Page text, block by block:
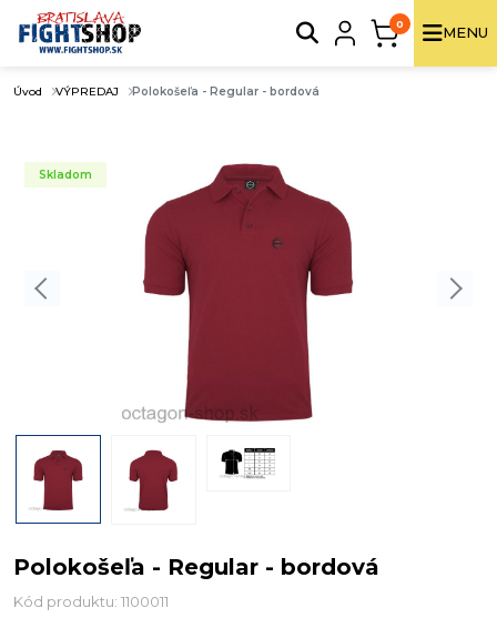
0
MENU
Úvod VÝPREDAJ Polokošeľa - Regular - bordová
Skladom
Polokošeľa - Regular - bordová
Kód produktu: 1100011